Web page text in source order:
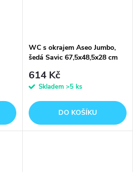
WC s okrajem Aseo Jumbo,
šedá Savic 67,5x48,5x28 cm
614 Kč
Skladem >5 ks
DO KOŠÍKU